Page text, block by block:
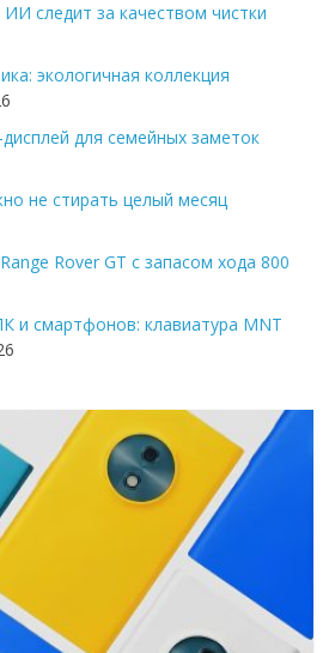
следит за качеством чистки
экологичная коллекция
для семейных заметок
не стирать целый месяц
Rover GT с запасом хода 800
и смартфонов: клавиатура MNT